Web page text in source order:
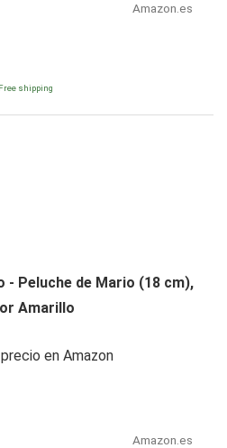
Amazon.es
Free shipping
- Peluche de Mario (18 cm),
Amarillo
en Amazon
Amazon.es